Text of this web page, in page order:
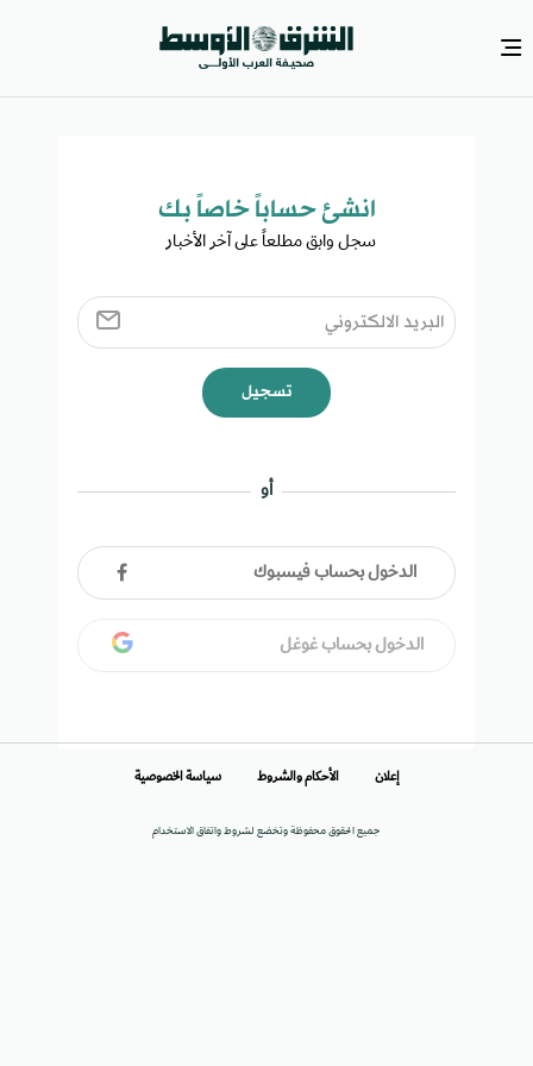
انشئ حساباً خاصاً بك​
سجل وابق مطلعاً على آخر الأخبار ​
تسجيل
أو
الدخول بحساب فيسبوك
الدخول بحساب غوغل
جميع الحقوق محفوظة وتخضع لشروط واتفاق الاستخدام
إعلان الأحكام والشروط سياسة الخصوصية